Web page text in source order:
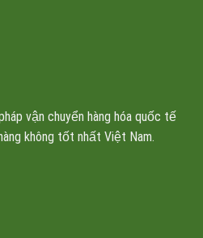
vận chuyển hàng hóa quốc tế
không tốt nhất Việt Nam.